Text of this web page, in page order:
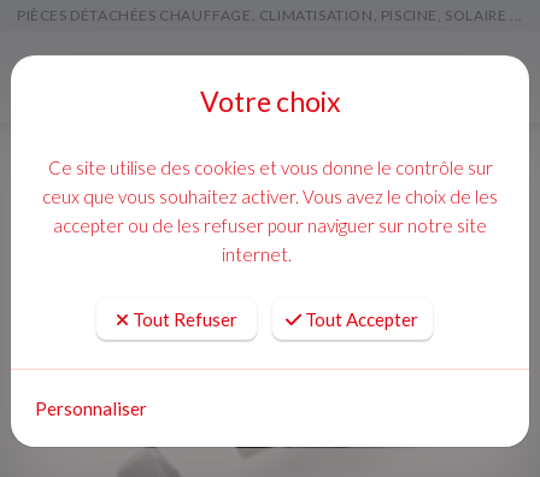
PIÈCES DÉTACHÉES CHAUFFAGE, CLIMATISATION, PISCINE, SOLAIRE ...
Votre choix
Ce site utilise des cookies et vous donne le contrôle sur
ceux que vous souhaitez activer. Vous avez le choix de les
accepter ou de les refuser pour naviguer sur notre site
internet.
Tout Refuser Tout Accepter
Personnaliser